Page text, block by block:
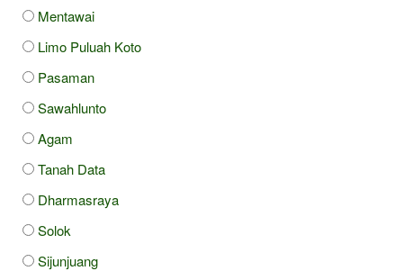
Mentawai
Limo Puluah Koto
Pasaman
Sawahlunto
Agam
Tanah Data
Dharmasraya
Solok
Sijunjuang